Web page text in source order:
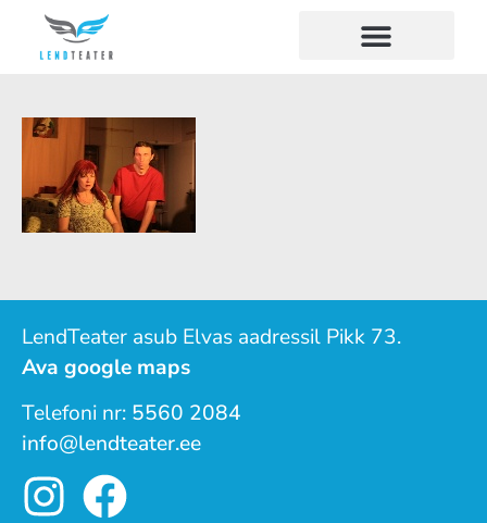
LendTeater asub Elvas aadressil Pikk 73.
Ava google maps
Telefoni nr: 5560 2084
info@lendteater.ee